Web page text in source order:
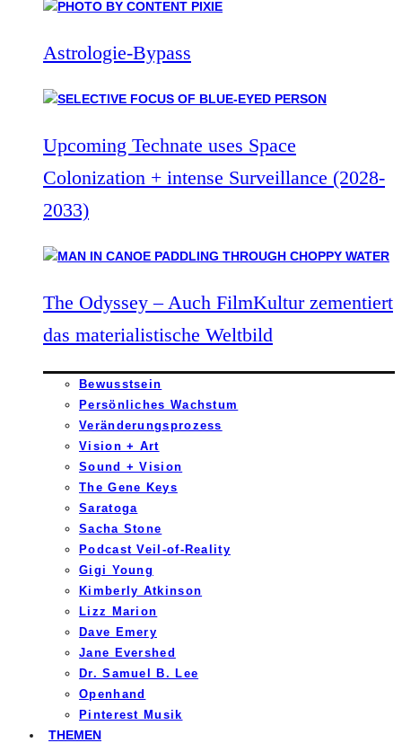
Astrologie-Bypass
Upcoming Technate uses Space
Colonization + intense Surveillance (2028-
2033)
The Odyssey – Auch FilmKultur zementiert
das materialistische Weltbild
Bewusstsein
Persönliches Wachstum
Veränderungsprozess
Vision + Art
Sound + Vision
The Gene Keys
Saratoga
Sacha Stone
Podcast Veil-of-Reality
Gigi Young
Kimberly Atkinson
Lizz Marion
Dave Emery
Jane Evershed
Dr. Samuel B. Lee
Openhand
Pinterest Musik
THEMEN